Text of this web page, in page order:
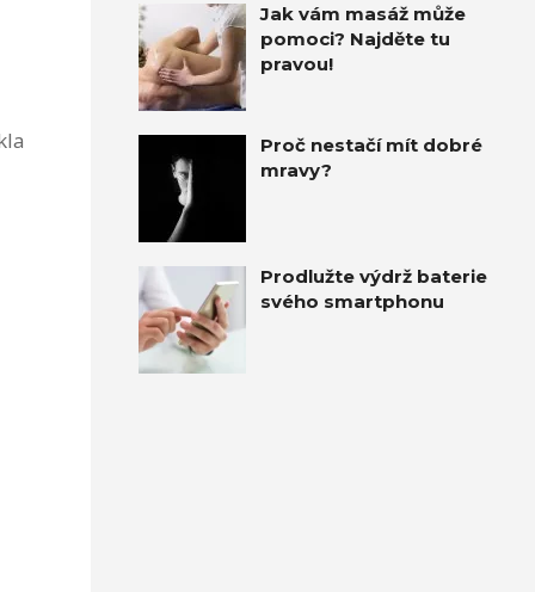
Jak vám masáž může
pomoci? Najděte tu
pravou!
Proč nestačí mít dobré
mravy?
Prodlužte výdrž baterie
svého smartphonu